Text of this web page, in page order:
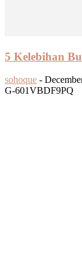
5 Kelebihan
sohoque -
G-601VBDF9PQ